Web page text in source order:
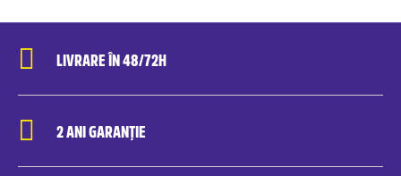
LIVRARE ÎN 48/72H
2 ANI GARANȚIE